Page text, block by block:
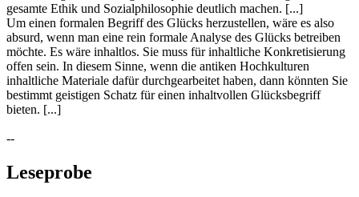
gesamte Ethik und Sozialphilosophie deutlich machen. [...]
Um einen formalen Begriff des Glücks herzustellen, wäre es also
absurd, wenn man eine rein formale Analyse des Glücks betreiben
möchte. Es wäre inhaltlos. Sie muss für inhaltliche Konkretisierung
offen sein. In diesem Sinne, wenn die antiken Hochkulturen
inhaltliche Materiale dafür durchgearbeitet haben, dann könnten Sie
bestimmt geistigen Schatz für einen inhaltvollen Glücksbegriff
bieten. [...]
--
Leseprobe